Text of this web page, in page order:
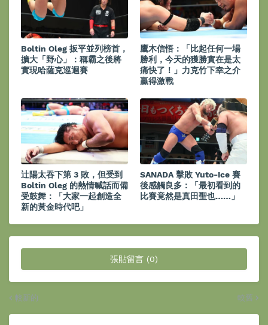
Boltin Oleg 扳平並列榜首，
擴大「野心」：稱霸之後將
實現哈薩克巡迴賽
鷹木信悟：「比起任何一場
勝利，今天的獲勝實在是太
痛快了！」力克竹下幸之介
贏得激戰
辻陽太吞下第 3 敗，但受到
Boltin Oleg 的熱情喊話而備
受鼓舞：「大家一起創造全
新的黃金時代吧」
SANADA 擊敗 Yuto-Ice 賽
後感觸良多：「最初看到的
比賽竟然是真田聖也……」
張貼留言 (0)
較新的 較舊